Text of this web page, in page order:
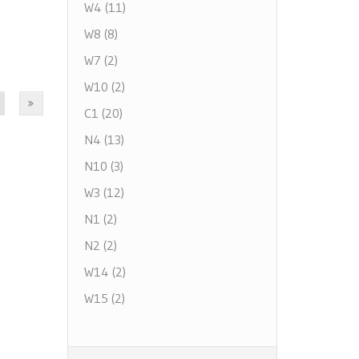
W4 (11)
W8 (8)
W7 (2)
W10 (2)
C1 (20)
N4 (13)
N10 (3)
W3 (12)
N1 (2)
N2 (2)
W14 (2)
W15 (2)